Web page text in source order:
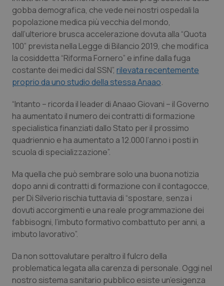
gobba demografica, che vede nei nostri ospedali la
popolazione medica più vecchia del mondo,
dall’ulteriore brusca accelerazione dovuta alla “Quota
100” prevista nella Legge di Bilancio 2019, che modifica
la cosiddetta “Riforma Fornero” e infine dalla fuga
costante dei medici dal SSN”, rilevata recentemente
proprio da uno studio della stessa Anaao.
“Intanto – ricorda il leader di Anaao Giovani – il Governo
ha aumentato il numero dei contratti di formazione
specialistica finanziati dallo Stato per il prossimo
quadriennio e ha aumentato a 12.000 l’anno i posti in
scuola di specializzazione”.
Ma quella che può sembrare solo una buona notizia
dopo anni di contratti di formazione con il contagocce,
per Di Silverio rischia tuttavia di “spostare, senza i
dovuti accorgimenti e una reale programmazione dei
fabbisogni, l’imbuto formativo combattuto per anni, a
imbuto lavorativo”.
Da non sottovalutare peraltro il fulcro della
problematica legata alla carenza di personale. Oggi nel
nostro sistema sanitario pubblico esiste un’esigenza